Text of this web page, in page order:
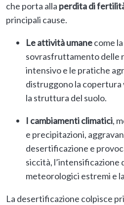
che porta alla perdita di
principali cause.
Le attività umanecome
sovrasfruttamento delle
intensivo e le pratiche
distruggono la
la struttura del suolo.
I cambiamenti climatici,
e precipitazioni,
desertificazione e
siccità, l’intensificazione
meteorologici estremi e
La desertificazione colpisce